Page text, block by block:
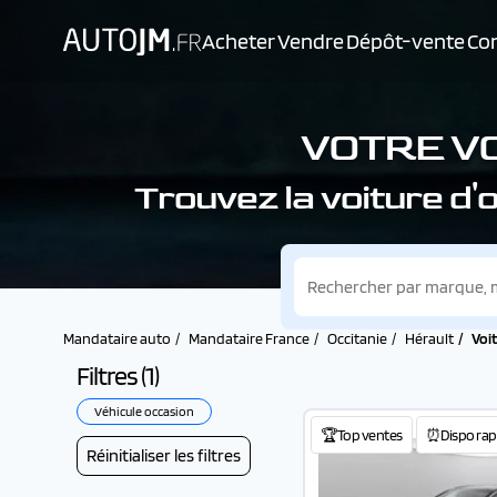
AcheterVendreDépôt-vente
VOTRE
Trouvez la voiture
Mandataire auto Mandataire France Occitanie Hérault
Filtres (1)
Véhicule occasion
Réinitialiser les filtres
🏆Top ventes ⏰Dispo